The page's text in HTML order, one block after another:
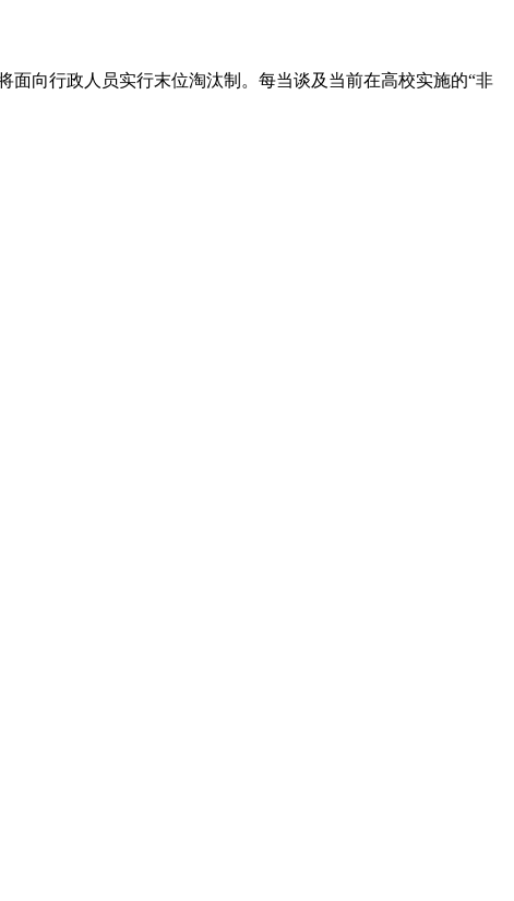
面向行政人员实行末位淘汰制。每当谈及当前在高校实施的“非